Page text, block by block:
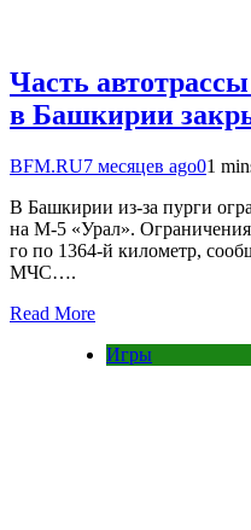
Часть
в Башкирии
BFM.RU7 месяцев ago01
В Башкирии из-за пурги
на М-5 «Урал».
го по 1364-й километр,
МЧС….
Read More
Игры